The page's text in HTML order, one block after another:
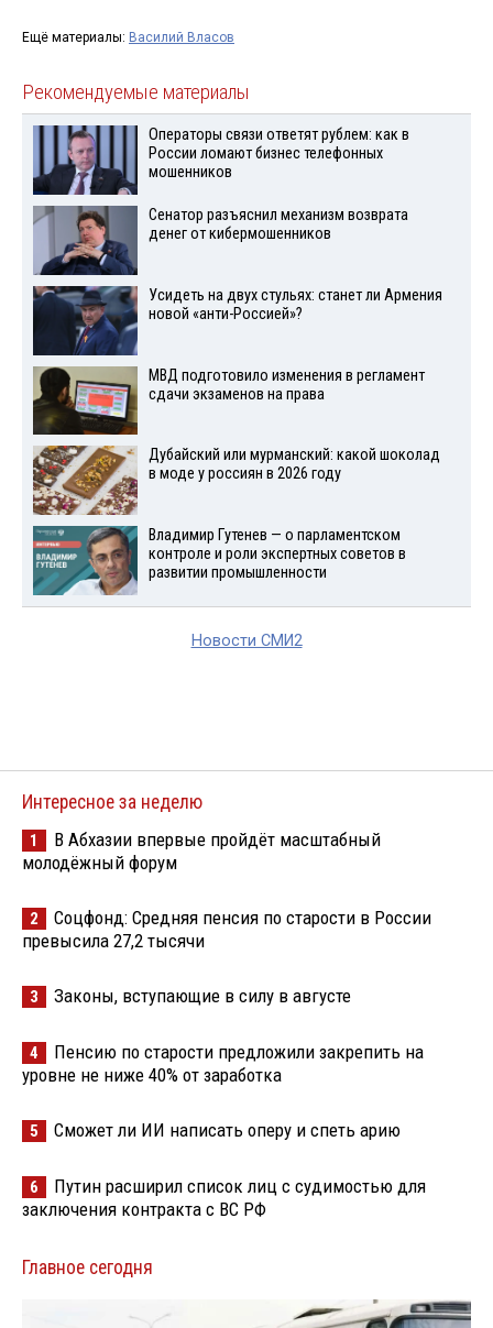
Ещё материалы: Василий Власов
Рекомендуемые материалы
Операторы связи ответят рублем: как в
России ломают бизнес телефонных
мошенников
Сенатор разъяснил механизм возврата
денег от кибермошенников
Усидеть на двух стульях: станет ли Армения
новой «анти-Россией»?
МВД подготовило изменения в регламент
сдачи экзаменов на права
Дубайский или мурманский: какой шоколад
в моде у россиян в 2026 году
Владимир Гутенев — о парламентском
контроле и роли экспертных советов в
развитии промышленности
Новости СМИ2
Интересное за неделю
1
В Абхазии впервые пройдёт масштабный
молодёжный форум
2
Соцфонд: Средняя пенсия по старости в России
превысила 27,2 тысячи
3 Законы, вступающие в силу в августе
4
Пенсию по старости предложили закрепить на
уровне не ниже 40% от заработка
5 Сможет ли ИИ написать оперу и спеть арию
6
Путин расширил список лиц с судимостью для
заключения контракта с ВС РФ
Главное сегодня